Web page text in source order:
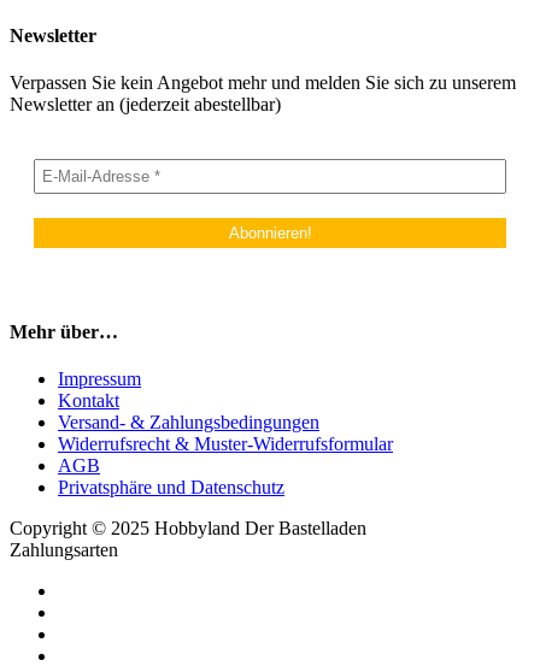
Newsletter
Verpassen Sie kein Angebot mehr und melden Sie sich zu unserem
Newsletter an (jederzeit abestellbar)
Mehr über…
Impressum
Kontakt
Versand- & Zahlungsbedingungen
Widerrufsrecht & Muster-Widerrufsformular
AGB
Privatsphäre und Datenschutz
Copyright © 2025 Hobbyland Der Bastelladen
Zahlungsarten